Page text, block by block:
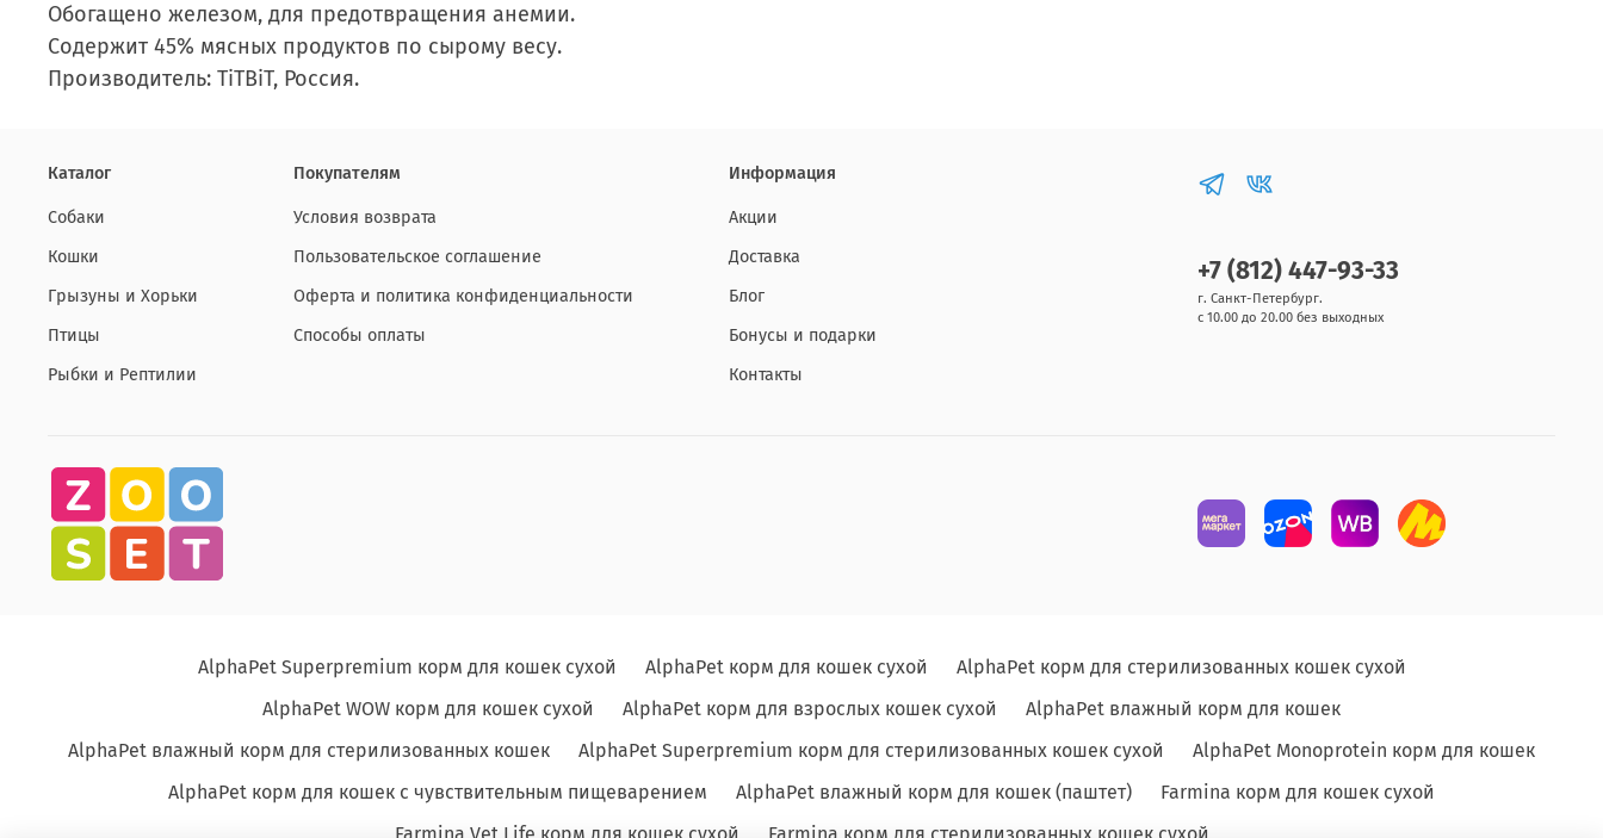
Обогащено железом, для предотвращения анемии.
Содержит 45% мясных продуктов по сырому весу.
Производитель: TiTBiT, Россия.
Каталог
Собаки
Кошки
Грызуны и Хорьки
Птицы
Рыбки и Рептилии
Покупателям
Условия возврата
Пользовательское соглашение
Оферта и политика конфиденциальности
Способы оплаты
Информация
Акции
Доставка
Блог
Бонусы и подарки
Контакты
+7 (812) 447-93-33
г. Санкт-Петербург.
с 10.00 до 20.00 без выходных
AlphaPet Superpremium корм для кошек сухой AlphaPet корм для кошек сухой
AlphaPet корм для стерилизованных кошек сухой
AlphaPet WOW корм для кошек сухой
AlphaPet корм для взрослых кошек сухой
AlphaPet влажный корм для кошек
AlphaPet влажный корм для стерилизованных кошек
AlphaPet Superpremium корм для стерилизованных кошек сухой
AlphaPet Monoprotein корм для кошек
AlphaPet корм для кошек с чувствительным пищеварением
AlphaPet влажный корм для кошек (паштет)
Farmina корм для кошек сухой